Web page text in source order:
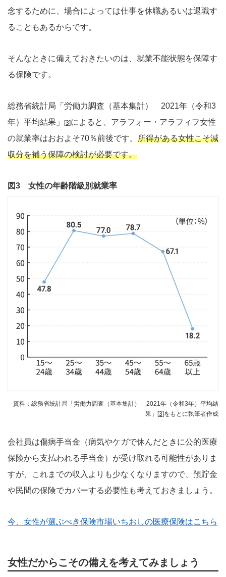
念するために、場合によっては仕事を休職あるいは退職す
ることもあるからです。
そんなときに備えておきたいのは、就業不能状態を保障す
る保険です。
総務省統計局「労働力調査（基本集計） 2021年（令和3
年）平均結果」
[3]によると、アラフォー・アラフィフ女性
の就業率はおおよそ70％前後です。 所得がある女性こそ減
収分を補う保障の検討が必要です。
図3 女性の年齢階級別就業率
資料：総務省統計局「労働力調査（基本集計） 2021年（令和3年）平均結
果」 [3]をもとに執筆者作成
会社員は傷病手当金（病気やケガで休んだときに公的医療
保険から支払われる手当金）が受け取れる可能性がありま
すが、これまでの収入よりも少なくなりますので、預貯金
や民間の保険でカバーする必要性も考えておきましょう。
今、女性が選ぶべき保険市場いちおしの医療保険はこちら
女性だからこその備えを考えてみましょう